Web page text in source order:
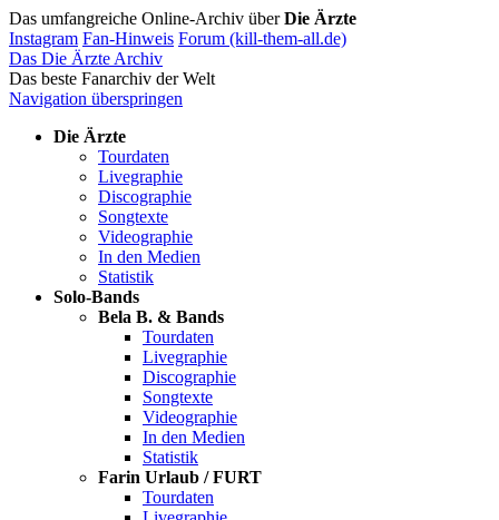
Das umfangreiche Online-Archiv überDie Ärzte
Instagram Fan-Hinweis Forum (kill-them-all.de)
Das Die Ärzte Archiv
Das beste Fanarchiv der Welt
Navigation überspringen
Die Ärzte
Tourdaten
Livegraphie
Discographie
Songtexte
Videographie
In den Medien
Statistik
Solo-Bands
Bela B. & Bands
Tourdaten
Livegraphie
Discographie
Songtexte
Videographie
In den Medien
Statistik
Farin Urlaub / FURT
Tourdaten